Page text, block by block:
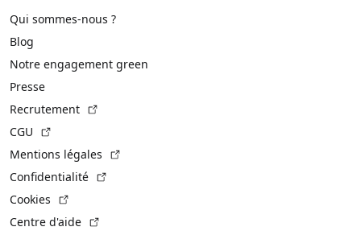
Qui sommes-nous ?
Blog
Notre engagement green
Presse
Recrutement
CGU
Mentions légales
Confidentialité
Cookies
Centre d'aide